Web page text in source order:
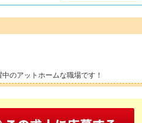
のアットホームな職場です！